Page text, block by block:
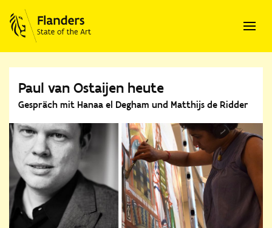
Paul van Ostaijen heute
Gespräch mit Hanaa el Degham und Matthijs de Ridder